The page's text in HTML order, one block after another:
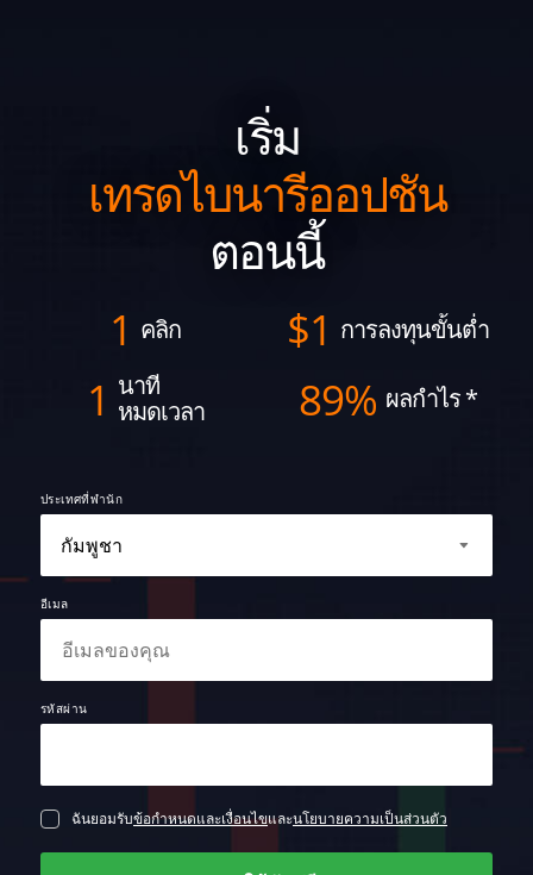
เริ่ม
เทรดไบนารีออปชัน
ตอนนี้
1 คลิก $1 การลงทุนขั้นต่ำ
1 นาที
หมดเวลา
89% ผลกำไร*
ประเทศที่พำนัก
อีเมล
รหัสผ่าน
ฉันยอมรับข้อกำหนดและเงื่อนไขและนโยบายความเป็นส่วนตัว